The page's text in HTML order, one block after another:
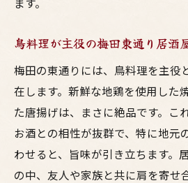
の贅沢な時間
地元ならではの居酒屋
贅沢な味わいの鳥料理
東通りでの特別な夜
地酒と楽しむ鳥料理の絶
梅田の居酒屋での贅沢時
鳥料理が主役の梅田東通り居酒
梅田の東通りには、鳥料理を主役
在します。新鮮な地鶏を使用した
た唐揚げは、まさに絶品です。こ
お酒との相性が抜群で、特に地元
わせると、旨味が引き立ちます。
の中、友人や家族と共に肩を寄せ